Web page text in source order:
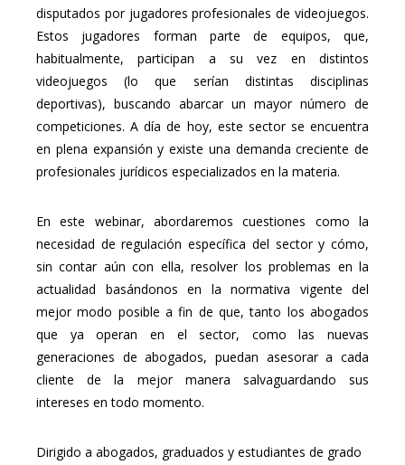
disputados por jugadores profesionales de videojuegos.
Estos jugadores forman parte de equipos, que,
habitualmente, participan a su vez en distintos
videojuegos (lo que serían distintas disciplinas
deportivas), buscando abarcar un mayor número de
competiciones. A día de hoy, este sector se encuentra
en plena expansión y existe una demanda creciente de
profesionales jurídicos especializados en la materia.
En este webinar, abordaremos cuestiones como la
necesidad de regulación específica del sector y cómo,
sin contar aún con ella, resolver los problemas en la
actualidad basándonos en la normativa vigente del
mejor modo posible a fin de que, tanto los abogados
que ya operan en el sector, como las nuevas
generaciones de abogados, puedan asesorar a cada
cliente de la mejor manera salvaguardando sus
intereses en todo momento.
Dirigido a abogados, graduados y estudiantes de grado